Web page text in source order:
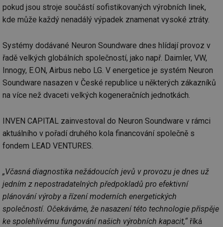
pokud jsou stroje součástí sofistikovaných výrobních linek,
kde může každý nenadálý výpadek znamenat vysoké ztráty.
Systémy dodávané Neuron Soundware dnes hlídají provoz v
řadě velkých globálních společností, jako např. Daimler, VW,
Innogy, E.ON, Airbus nebo LG. V energetice je systém Neuron
Soundware nasazen v České republice u některých zákazníků
na více než dvaceti velkých kogeneračních jednotkách.
INVEN CAPITAL zainvestoval do Neuron Soundware v rámci
aktuálního v pořadí druhého kola financování společně s
fondem LEAD VENTURES.
„Včasná diagnostika nežádoucích jevů v provozu je dnes už
jedním z nepostradatelných předpokladů pro efektivní
plánování výroby a řízení moderních energetických
společností. Očekáváme, že nasazení této technologie přispěje
ke spolehlivému fungování našich výrobních kapacit,“ říká